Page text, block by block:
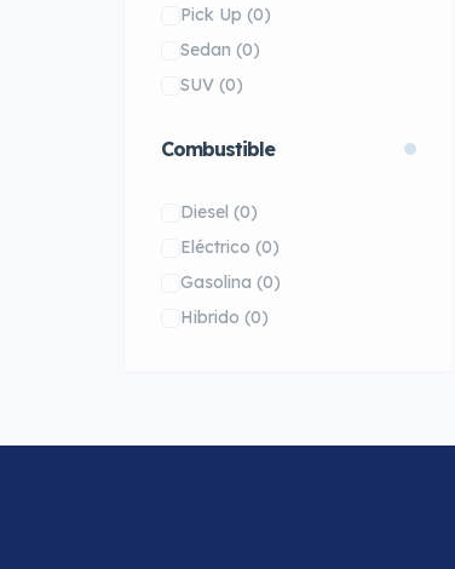
Pick Up (0)
Sedan (0)
SUV (0)
Combustible
Diesel (0)
Eléctrico (0)
Gasolina (0)
Hibrido (0)